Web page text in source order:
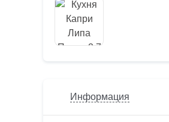
Информация